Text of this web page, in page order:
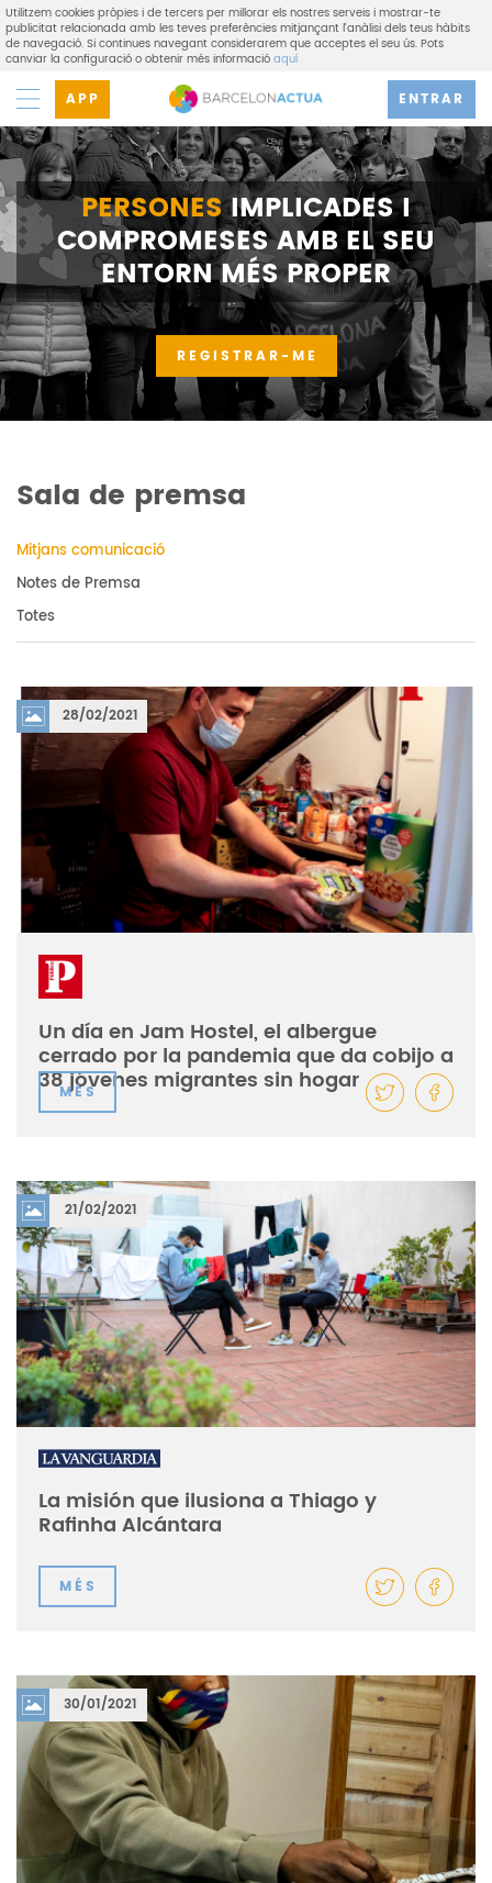
Utilitzem cookies pròpies i de tercers per millorar els nostres serveis i mostrar-te
publicitat relacionada amb les teves preferències mitjançant l'anàlisi dels teus hàbits
de navegació. Si continues navegant considerarem que acceptes el seu ús. Pots
canviar la configuració o obtenir més informacióaquí
APP ENTRAR
PERSONESIMPLICADES I
COMPROMESES AMB EL SEU
ENTORN MÉS PROPER
REGISTRAR-ME
Sala de premsa
Mitjans comunicació
Notes de Premsa
Totes
28/02/2021
Un día en Jam Hostel, el albergue
cerrado por la pandemia que da cobijo a
38 jóvenes migrantes sin hogar
MÉS
21/02/2021
La misión que ilusiona a Thiago y
Rafinha Alcántara
MÉS
30/01/2021